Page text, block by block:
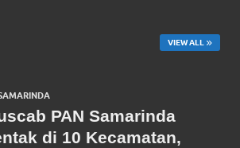
VIEW ALL
PAN Samarinda
di 10 Kecamatan,